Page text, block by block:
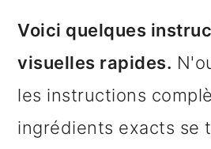
Voici quelques
visuelles rapides.
les instructions
ingrédients exacts se